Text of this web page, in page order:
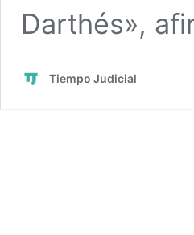
Darthés»,
Tiempo Judicial